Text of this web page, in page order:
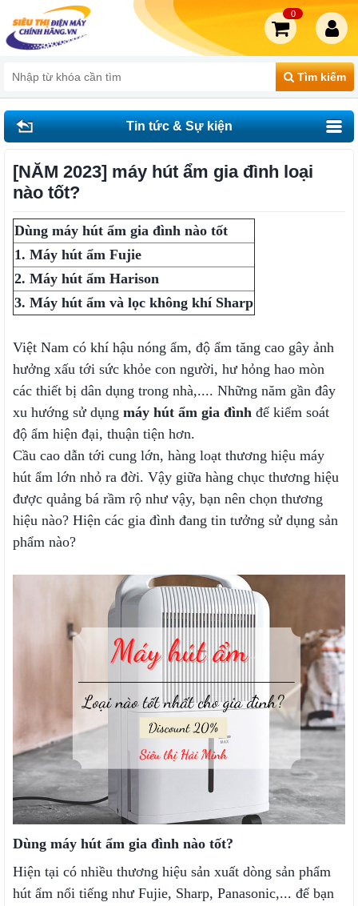
Tìm kiếm
0
Tin tức & Sự kiện
[NĂM 2023] máy hút ẩm gia đình loại
nào tốt?
Dùng máy hút ẩm gia đình nào tốt
1. Máy hút ẩm Fujie
2. Máy hút ẩm Harison
3. Máy hút ẩm và lọc không khí Sharp
Việt Nam có khí hậu nóng ẩm, độ ẩm tăng cao gây ảnh
hưởng xấu tới sức khỏe con người, hư hỏng hao mòn
các thiết bị dân dụng trong nhà,.... Những năm gần đây
xu hướng sử dụng máy hút ẩm gia đình để kiểm soát
độ ẩm hiện đại, thuận tiện hơn.
Cầu cao dẫn tới cung lớn, hàng loạt thương hiệu máy
hút ẩm lớn nhỏ ra đời. Vậy giữa hàng chục thương hiệu
được quảng bá rầm rộ như vậy, bạn nên chọn thương
hiệu nào? Hiện các gia đình đang tin tưởng sử dụng sản
phẩm nào?
Dùng máy hút ẩm gia đình nào tốt?
Hiện tại có nhiều thương hiệu sản xuất dòng sản phẩm
hút ẩm nổi tiếng như Fujie, Sharp, Panasonic,... để bạn